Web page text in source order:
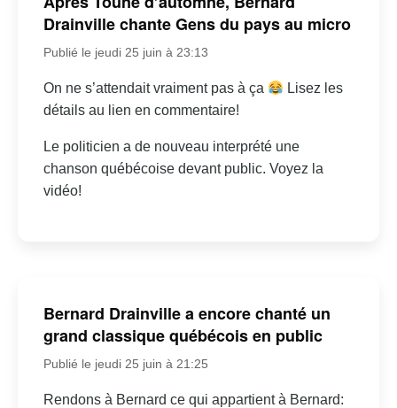
Drainville chante Gens du pays au micro
Publié le jeudi 25 juin à 23:13
On ne s’attendait vraiment pas à ça
Lisez les
détails au lien en commentaire!
Le politicien a de nouveau interprété une
chanson québécoise devant public. Voyez la
vidéo!
Bernard Drainville a encore chanté un
grand classique québécois en public
Publié le jeudi 25 juin à 21:25
Rendons à Bernard ce qui appartient à Bernard: